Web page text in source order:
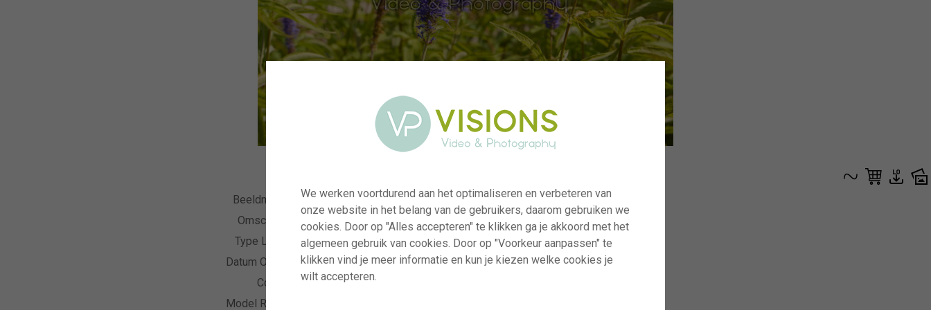
Beeldnummer
visi234315
Omschrijving
Veronica spicata
Type Licentie
RM
Datum Opname
17.06.2025
Collectie
~Future Plants Showtuin
Model Release
We werken voortdurend aan het optimaliseren en verbeteren van
onze website in het belang van de gebruikers, daarom gebruiken we
cookies. Door op "Alles accepteren" te klikken ga je akkoord met het
algemeen gebruik van cookies. Door op "Voorkeur aanpassen" te
klikken vind je meer informatie en kun je kiezen welke cookies je
wilt accepteren.